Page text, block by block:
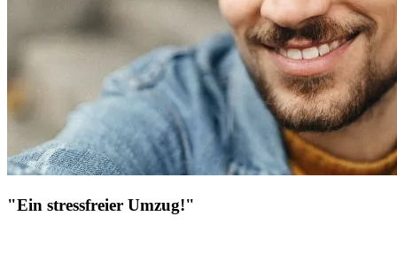
"Ein stressfreier Umzug!"